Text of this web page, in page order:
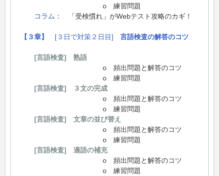
o 練習問題
コラム：
「受検慣れ」がWebテスト攻略のカギ！
【３章】 [３日で対策２日目] 言語検査の解答のコツ
[言語検査] 熟語
o 頻出問題と解答のコツ
o 練習問題
[言語検査] ３文の完成
o 頻出問題と解答のコツ
o 練習問題
[言語検査] 文章の並び替え
o 頻出問題と解答のコツ
o 練習問題
[言語検査] 適語の補充
o 頻出問題と解答のコツ
o 練習問題